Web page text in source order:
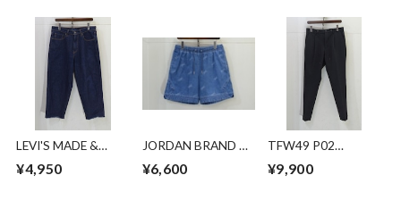
LEVI'S MADE &
DENIM CROPPED
¥4,950
JORDAN BRAND デ
¥6,600
TFW49 P02
¥9,900